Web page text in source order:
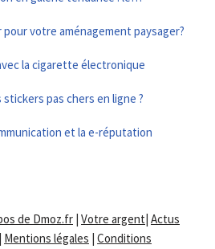
votre aménagement paysager?
la cigarette électronique
pas chers en ligne ?
et la e-réputation
de Dmoz.fr | Votre argent| Actus
| Mentions légales | Conditions